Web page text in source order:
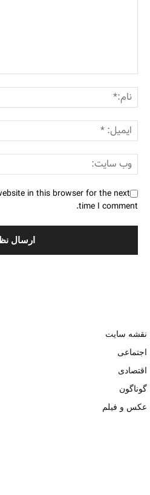
in this browser for the next
time I comment.
نقشه سایت
اجتماعی
اقتصادی
گوناگون
عکس و فیلم